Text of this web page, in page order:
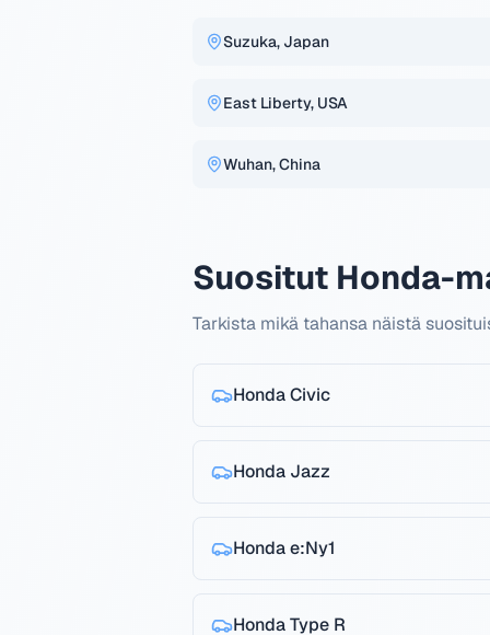
Suzuka, Japan
East Liberty, USA
Wuhan, China
Suositut Honda-
Tarkista mikä tahansa näistä
HondaCivic
Honda Jazz
Hondae:Ny1
HondaType R